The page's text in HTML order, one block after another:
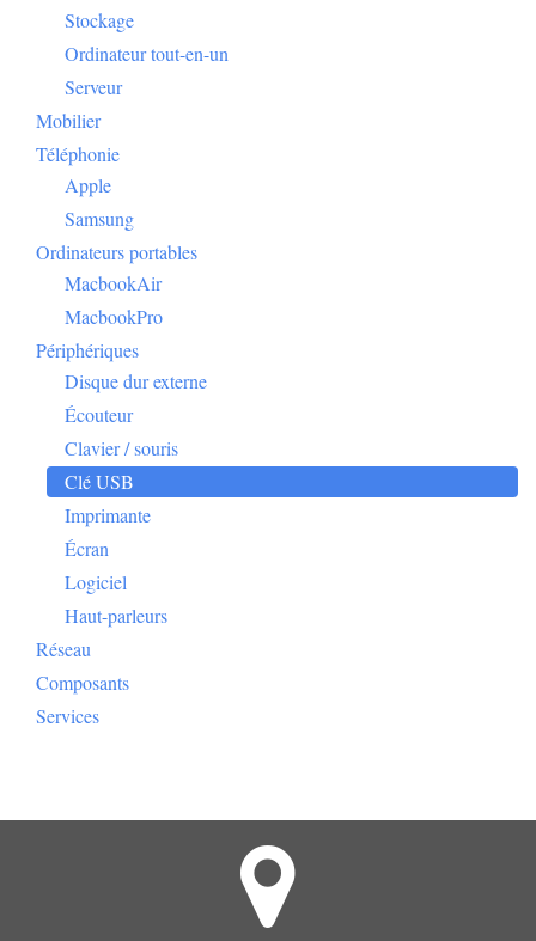
Stockage
Ordinateur tout-en-un
Serveur
Mobilier
Téléphonie
Apple
Samsung
Ordinateurs portables
MacbookAir
MacbookPro
Périphériques
Disque dur externe
Écouteur
Clavier / souris
Clé USB
Imprimante
Écran
Logiciel
Haut-parleurs
Réseau
Composants
Services